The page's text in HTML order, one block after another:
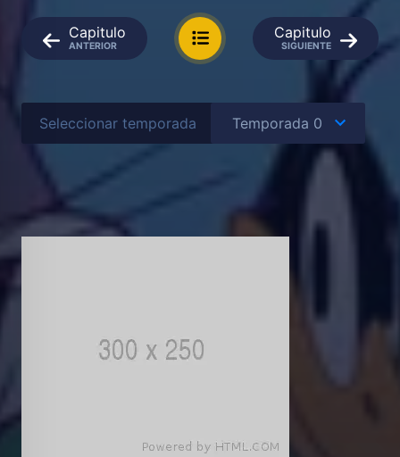
Capitulo
ANTERIOR
Capitulo
SIGUIENTE
Seleccionar temporada